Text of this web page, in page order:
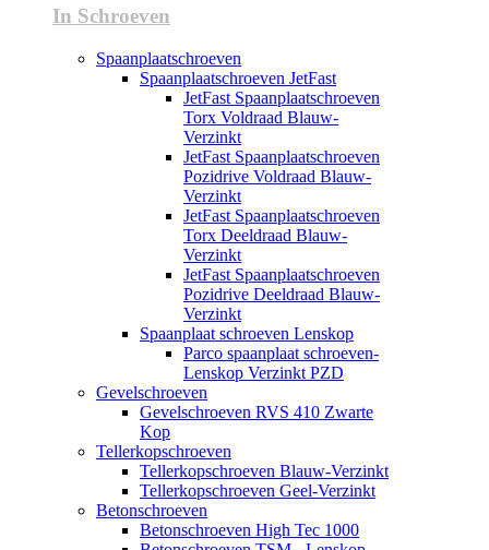
In Schroeven
Spaanplaatschroeven
Spaanplaatschroeven JetFast
JetFast Spaanplaatschroeven
Torx Voldraad Blauw-
Verzinkt
JetFast Spaanplaatschroeven
Pozidrive Voldraad Blauw-
Verzinkt
JetFast Spaanplaatschroeven
Torx Deeldraad Blauw-
Verzinkt
JetFast Spaanplaatschroeven
Pozidrive Deeldraad Blauw-
Verzinkt
Spaanplaat schroeven Lenskop
Parco spaanplaat schroeven-
Lenskop Verzinkt PZD
Gevelschroeven
Gevelschroeven RVS 410 Zwarte
Kop
Tellerkopschroeven
Tellerkopschroeven Blauw-Verzinkt
Tellerkopschroeven Geel-Verzinkt
Betonschroeven
Betonschroeven High Tec 1000